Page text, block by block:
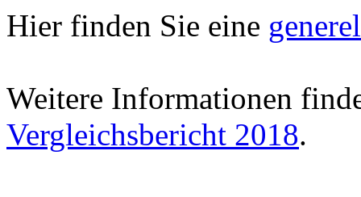
Hier finden Sie eine
Weitere Informationen
Vergleichsbericht 2018.